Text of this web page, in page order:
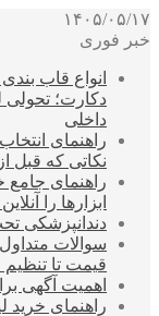
۱۴۰۵/۰۵/۱۷
خبر فوری
انواع قاب
دکارت؛
داخلی
راهنمای
نکاتی که قبل از
راهنمای جامع
ابزارها را
دندانپزشکی
سوالات
قیمت تا
اهمیت آگهی
راهنمای خرید